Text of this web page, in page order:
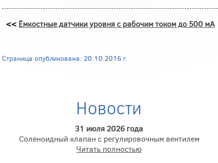
<< Ёмкостные датчики уровня с рабочим током до 500 мА
Страница опубликована: 20.10.2016 г.
Новости
31 июля 2026 года
Соленоидный клапан с регулировочным вентилем
Читать полностью